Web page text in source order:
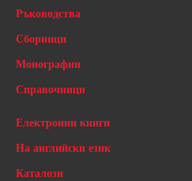
Ръководства
Сборници
Монографии
Справочници
Електронни книги
На английски език
Каталози